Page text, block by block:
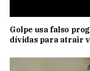
Golpe usa falso
dívidas para atrair